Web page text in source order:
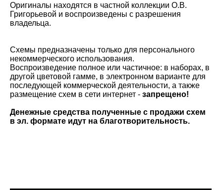
Оригиналы находятся в частной коллекции О.В.
Григорьевой и воспроизведены с разрешения
владельца.
Схемы предназначены только для персонального
некоммерческого использования.
Воспроизведение полное или частичное: в наборах, в
другой цветовой гамме, в электронном варианте для
последующей коммерческой деятельности, а также
размещение схем в сети интернет - запрещено!
Денежные средства полученные с продажи схем
в эл. формате идут на благотворительность.